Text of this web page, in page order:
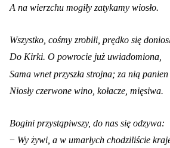
A na wierzchu mogiły zatykamy wiosło.
Wszystko, cośmy zrobili, prędko się
Do Kirki. O powrocie już uwiadomiona,
Sama wnet przyszła strojna; za nią
Niosły czerwone wino, kołacze, mięsiwa.
Bogini przystąpiwszy, do nas się odzywa:
− Wy żywi, a w umarłych chodziliście